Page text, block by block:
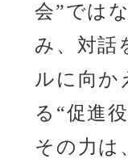
会”では
み、対話
ルに向か
る“促進役
その力は